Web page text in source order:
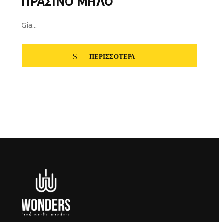
Gia...
ΠΕΡΙΣΣΌΤΕΡΑ